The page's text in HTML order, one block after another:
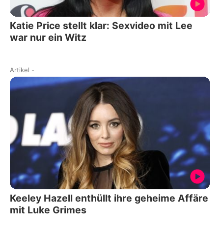
Katie Price stellt klar: Sexvideo mit Lee
war nur ein Witz
Artikel -
Keeley Hazell enthüllt ihre geheime Affäre
mit Luke Grimes